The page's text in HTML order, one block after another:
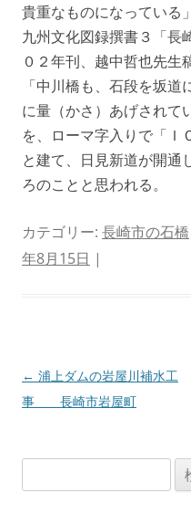
貴重なものになっている
九州文化図録撰書３「長
０２年刊、越中哲也先生
「中川橋も、石段を坂
に量（かさ）あげされて
を、ローマ字入りで「
と建て、日見新道が開通
ろのことと思われる。
カテゴリー: 長崎市の石橋
年8月15日 |
投
稿
← 浦上ダムの岩屋川補水工
事 長崎市岩屋町
索: